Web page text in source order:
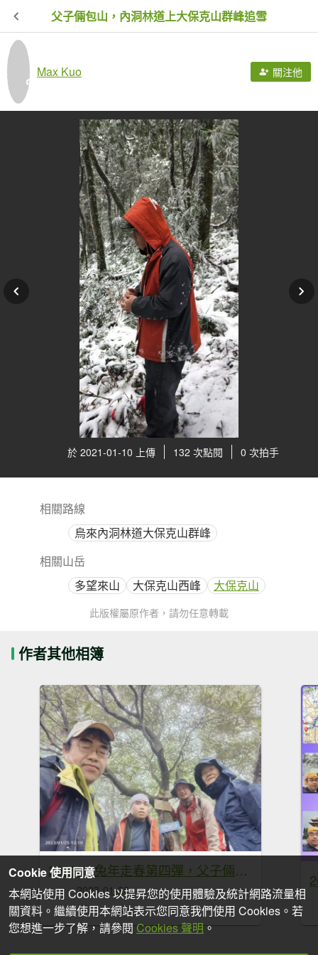
父子倆包山，內洞林道上大保克山群峰追雪
Max Kuo 關注他
於 2021-01-10 上傳 132 次點閱 0 次拍手
相關路線
烏來內洞林道大保克山群峰
相關山岳
多望來山
大保克山西峰 大保克山
此版權屬原作者，請勿任意轉載
作者其他相簿
202301 兔年走春第四彈，父子倆與友人，山車廣山追雪趣
2023-01-28
Cookie 使用同意
本網站使用 Cookies 以提昇您的使用體驗及統計網路流量相
關資料。繼續使用本網站表示您同意我們使用 Cookies。若
您想進一步了解，請參閱 Cookies 聲明 。